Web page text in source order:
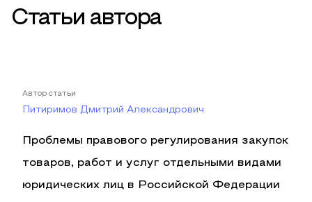
Статьи автора
Автор статьи
Питиримов Дмитрий Александрович
Проблемы правового регулирования закупок
товаров, работ и услуг отдельными видами
юридических лиц в Российской Федерации